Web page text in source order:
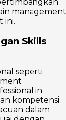
management
ini.
Skills
seperti
in
kompetensi
dalam